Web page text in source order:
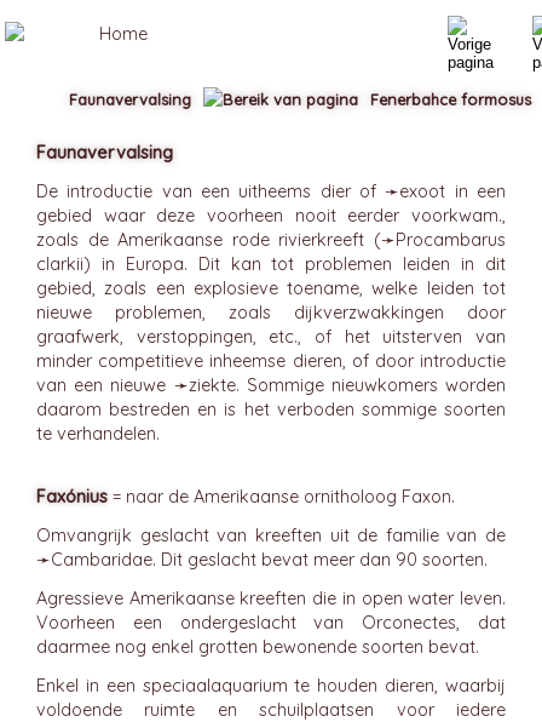
Faunavervalsing
De introductie van een uitheems dier of ➛exoot in een
gebied waar deze voorheen nooit eerder voorkwam.,
zoals de Amerikaanse rode rivierkreeft (➛Procambarus
clarkii) in Europa. Dit kan tot problemen leiden in dit
gebied, zoals een explosieve toename, welke leiden tot
nieuwe problemen, zoals dijkverzwakkingen door
graafwerk, verstoppingen, etc., of het uitsterven van
minder competitieve inheemse dieren, of door introductie
van een nieuwe ➛ziekte. Sommige nieuwkomers worden
daarom bestreden en is het verboden sommige soorten
te verhandelen.
Faxónius = naar de Amerikaanse ornitholoog Faxon.
Omvangrijk geslacht van kreeften uit de familie van de
➛Cambaridae. Dit geslacht bevat meer dan 90 soorten.
Agressieve Amerikaanse kreeften die in open water leven.
Voorheen een ondergeslacht van Orconectes, dat
daarmee nog enkel grotten bewonende soorten bevat.
Enkel in een speciaalaquarium te houden dieren, waarbij
voldoende ruimte en schuilplaatsen voor iedere
Faunavervalsing Fenerbahce formosus